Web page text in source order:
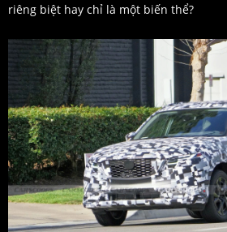
riêng biệt hay chỉ là một biến thể?